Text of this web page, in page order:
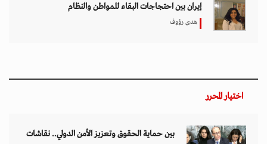
إيران بين احتجاجات البقاء للمواطن والنظام
هدى رؤوف
اختيار المحرر
بين حماية الحقوق وتعزيز الأمن الدولي.. نقاشات